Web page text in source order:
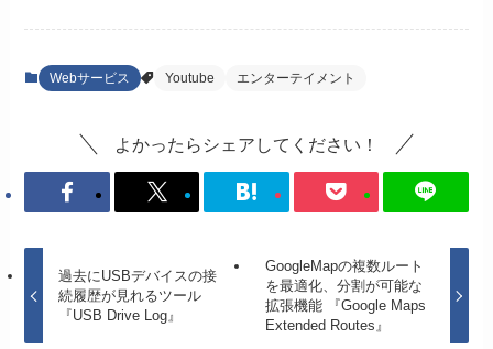
Webサービス Youtube エンターテイメント
よかったらシェアしてください！
過去にUSBデバイスの接
続履歴が見れるツール
『USB Drive Log』
GoogleMapの複数ルート
を最適化、分割が可能な
拡張機能 『Google Maps
Extended Routes』